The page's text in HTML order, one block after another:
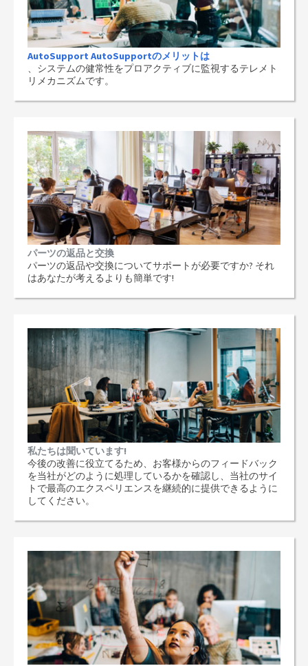
AutoSupport AutoSupportのメリットは
、システムの健常性をプロアクティブに監視するテレメト
リメカニズムです。
パーツの返品と交換
パーツの返品や交換についてサポートが必要ですか? それ
はあなたが考えるよりも簡単です!
私たちは聞いています!
今後の改善に役立てるため、お客様からのフィードバック
を当社がどのように処理しているかを確認し、当社のサイ
トで最高のエクスペリエンスを継続的に提供できるように
してください。